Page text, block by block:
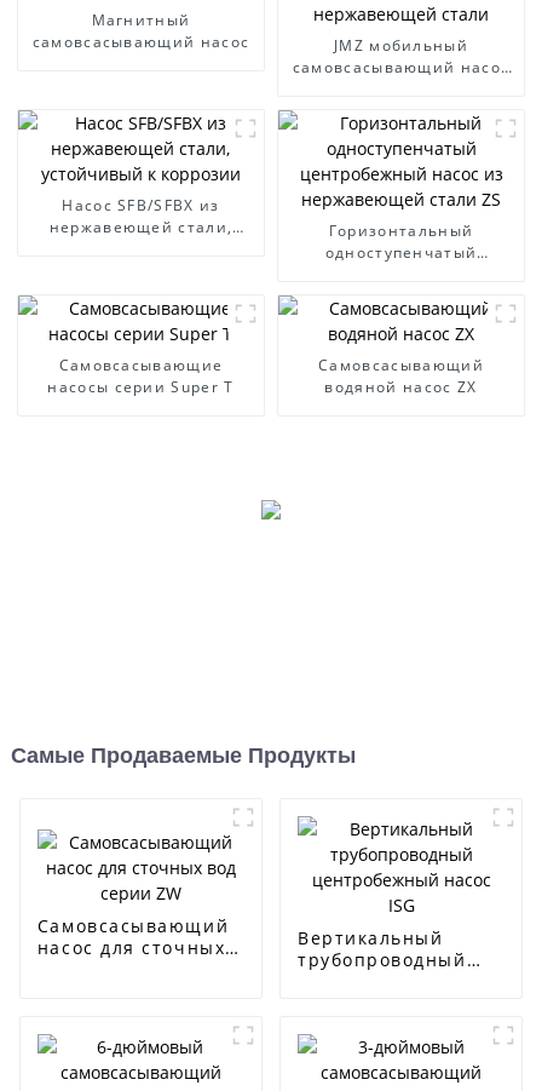
Магнитный
самовсасывающий насос
JMZ мобильный
самовсасывающий насос
Насос SFB/SFBX из
нержавеющей стали,
Горизонтальный
одноступенчатый
Самовсасывающие
насосы серии Super T
Самовсасывающий
водяной насос ZX
Самые Продаваемые Продукты
Самовсасывающий
насос для сточных
Вертикальный
трубопроводный